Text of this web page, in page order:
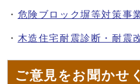
・ 危険ブロック塀等対策事
・ 木造住宅耐震診断・耐震
ご意見をお聞かせ